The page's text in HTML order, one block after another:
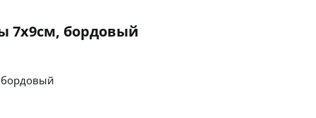
7х9см, бордовый